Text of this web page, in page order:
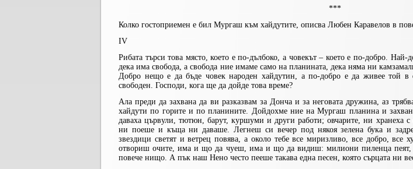
***
Колко гостоприемен е бил Мургаш към хайдутите, описва Любен Каравелов в
IV
Рибата търси това място, което е по-дълбоко, а човекът – което е по-добро. Най-
дека има свобода, а свобода ние имаме само на планината, дека няма ни
Добро нещо е да бъде човек народен хайдутин, а по-добро е да живее той
свободен. Господи, кога ще да дойде това време?
Ала преди да захвана да ви разказвам за Донча и за неговата дружина, аз
хайдути по горите и по планините. Дойдохме ние на Мургаш планина и
даваха цървули, тютюн, барут, куршуми и други работи; овчарите, ни хранеха
ни поеше и къща ни даваше. Легнеш си вечер под някоя зелена бука и
звездици светят и ветрец повява, а около тебе все миризливо, все добро,
отвориш очите, има и що да чуеш, има и що да видиш: милиони пиленца пеят,
повече нищо. А пък наш Нено често пееше такава една песен, която сърцата ни